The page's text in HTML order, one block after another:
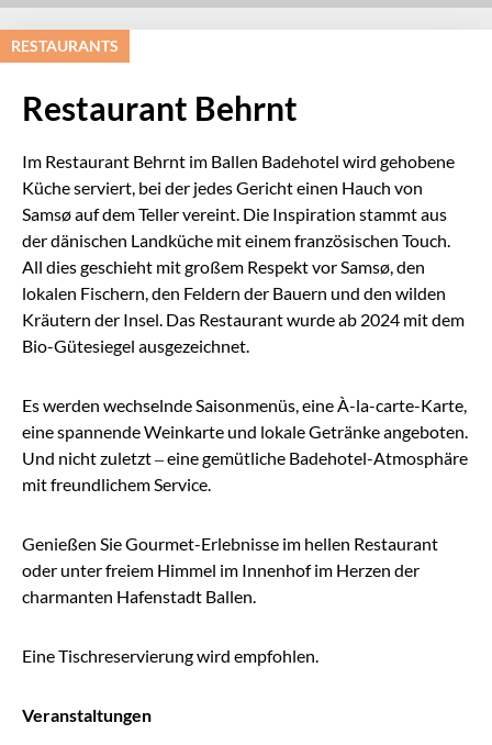
RESTAURANTS
Restaurant Behrnt
Im Restaurant Behrnt im Ballen Badehotel wird gehobene
Küche serviert, bei der jedes Gericht einen Hauch von
Samsø auf dem Teller vereint. Die Inspiration stammt aus
der dänischen Landküche mit einem französischen Touch.
All dies geschieht mit großem Respekt vor Samsø, den
lokalen Fischern, den Feldern der Bauern und den wilden
Kräutern der Insel. Das Restaurant wurde ab 2024 mit dem
Bio-Gütesiegel ausgezeichnet.
Es werden wechselnde Saisonmenüs, eine À-la-carte-Karte,
eine spannende Weinkarte und lokale Getränke angeboten.
Und nicht zuletzt – eine gemütliche Badehotel-Atmosphäre
mit freundlichem Service.
Genießen Sie Gourmet-Erlebnisse im hellen Restaurant
oder unter freiem Himmel im Innenhof im Herzen der
charmanten Hafenstadt Ballen.
Eine Tischreservierung wird empfohlen.
Veranstaltungen